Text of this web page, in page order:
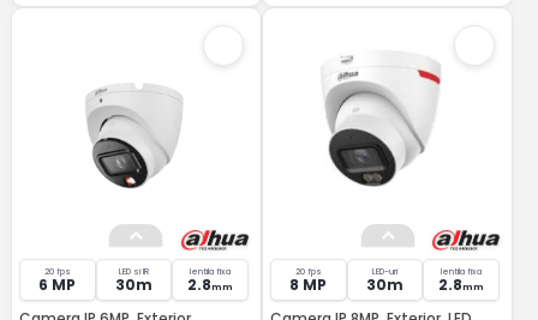
20 fps
6 MP
LED si IR
30m
lentila fixa
2.8mm
20 fps
8 MP
LED-uri
30m
lentila fixa
2.8mm